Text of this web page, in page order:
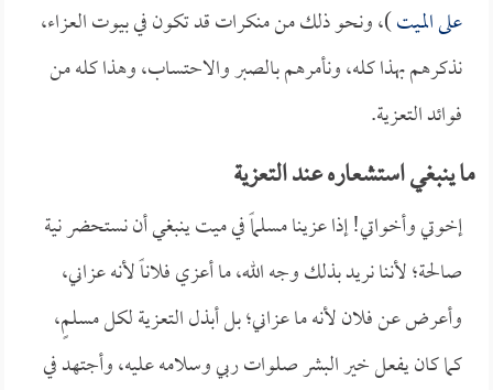
على الميت)، ونحو ذلك من منكرات قد تكون في بيوت العزاء،
نذكرهم بهذا كله، ونأمرهم بالصبر والاحتساب، وهذا كله من
فوائد التعزية.
ما ينبغي استشعاره عند التعزية
إخوتي وأخواتي! إذا عزينا مسلماً في ميت ينبغي أن نستحضر نية
صالحة؛ لأننا نريد بذلك وجه الله، ما أعزي فلاناً لأنه عزاني،
وأعرض عن فلان لأنه ما عزاني؛ بل أبذل التعزية لكل مسلمٍ،
كما كان يفعل خير البشر صلوات ربي وسلامه عليه، وأجتهد في